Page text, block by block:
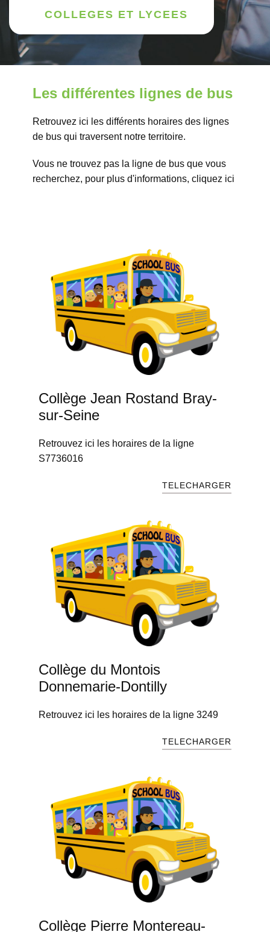
COLLEGES ET LYCEES
Les différentes lignes de bus
Retrouvez ici les différents horaires des lignes
de bus qui traversent notre territoire.
Vous ne trouvez pas la ligne de bus que vous
recherchez, pour plus d'informations, cliquez ici
Collège Jean Rostand Bray-
sur-Seine
Retrouvez ici les horaires de la ligne ​
S7736016
TELECHARGER
Collège du Montois
Donnemarie-Dontilly
Retrouvez ici les horaires de la ligne 3249
TELECHARGER
Collège Pierre Montereau-